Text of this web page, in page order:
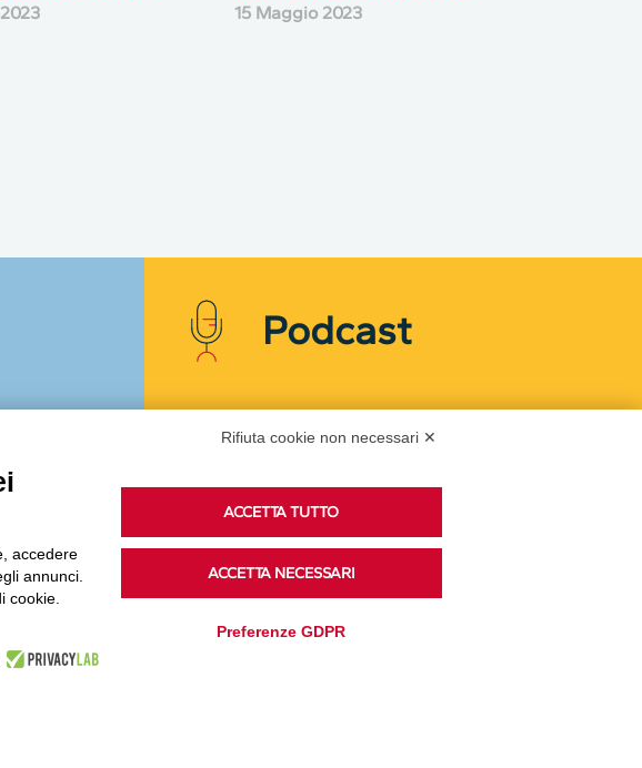
15 Maggio 2023
Podcast
Ascolta i podcast di approfondimento di Legacoop
Accedi alla sezione
social:
Rifiuta cookie non necessari ✕
accedere
annunci.
cookie.
ACCETTA TUTTO
ACCETTA NECESSARI
Preferenze GDPR